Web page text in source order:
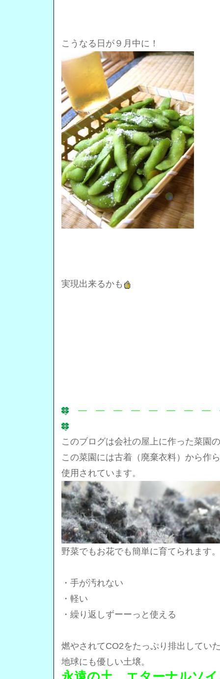
こうなる日が９月中に！
実現出来るかも
― ― ― ― ― ― ― ―
このブログは会社の屋上に作った菜園
この菜園には古着（廃棄衣料）から作
使用されています。
野菜でもお花でも簡単に育てられます。
・手が汚れない
・軽い
・繰り返しずーーっと使える
燃やされてCO2をたっぷり排出してい
地球にも優しい土壌。